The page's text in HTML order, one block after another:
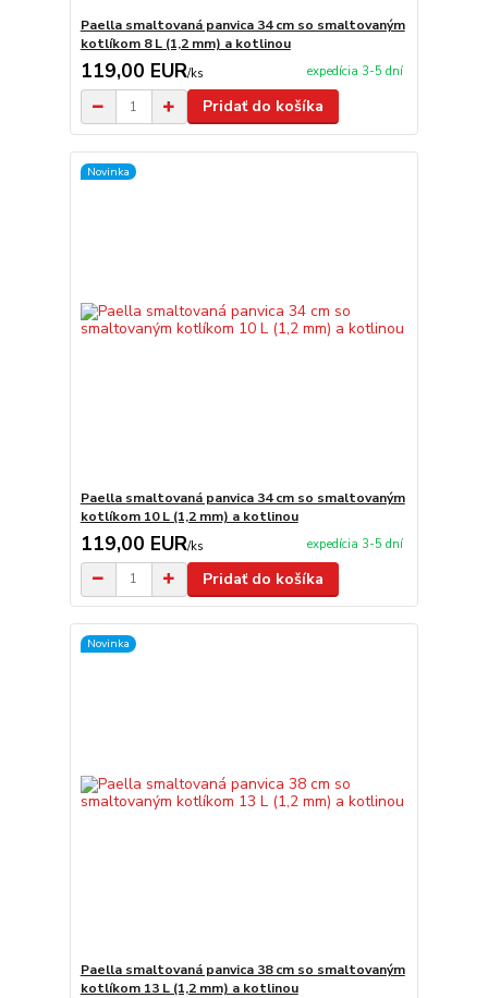
Paella smaltovaná panvica 34 cm so smaltovaným
kotlíkom 8 L (1,2 mm) a kotlinou
119,00 EUR/ks expedícia 3-5 dní
Pridať do košíka
Novinka
Paella smaltovaná panvica 34 cm so smaltovaným
kotlíkom 10 L (1,2 mm) a kotlinou
119,00 EUR/ks expedícia 3-5 dní
Pridať do košíka
Novinka
Paella smaltovaná panvica 38 cm so smaltovaným
kotlíkom 13 L (1,2 mm) a kotlinou